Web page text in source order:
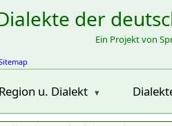
der
Ein Projekt von
Region u. Dialekt